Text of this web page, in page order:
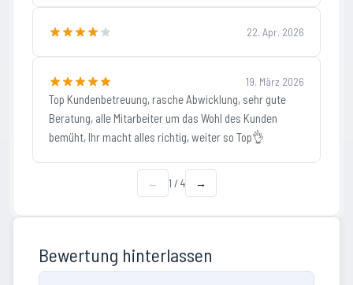
22. Apr. 2026
19. März 2026
Top Kundenbetreuung, rasche Abwicklung, sehr gute
Beratung, alle Mitarbeiter um das Wohl des Kunden
bemüht, Ihr macht alles richtig, weiter so Top👌
← 1 / 4 →
Bewertung hinterlassen